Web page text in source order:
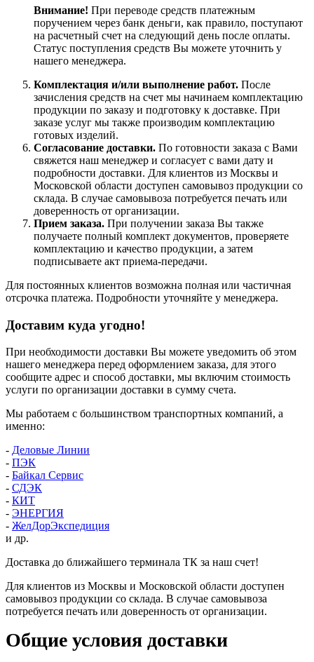
Внимание! При переводе средств платежным
поручением через банк деньги, как правило, поступают
на расчетный счет на следующий день после оплаты.
Статус поступления средств Вы можете уточнить у
нашего менеджера.
Комплектация и/или выполнение работ. После
зачисления средств на счет мы начинаем комплектацию
продукции по заказу и подготовку к доставке. При
заказе услуг мы также производим комплектацию
готовых изделий.
Согласование доставки. По готовности заказа с Вами
свяжется наш менеджер и согласует с вами дату и
подробности доставки. Для клиентов из Москвы и
Московской области доступен самовывоз продукции со
склада. В случае самовывоза потребуется печать или
доверенность от организации.
Прием заказа. При получении заказа Вы также
получаете полный комплект документов, проверяете
комплектацию и качество продукции, а затем
подписываете акт приема-передачи.
Для постоянных клиентов возможна полная или частичная
отсрочка платежа. Подробности уточняйте у менеджера.
Доставим куда угодно!
При необходимости доставки Вы можете уведомить об этом
нашего менеджера перед оформлением заказа, для этого
сообщите адрес и способ доставки, мы включим стоимость
услуги по организации доставки в сумму счета.
Мы работаем с большинством транспортных компаний, а
именно:
- Деловые Линии
- ПЭК
- Байкал Сервис
- СДЭК
- КИТ
- ЭНЕРГИЯ
- ЖелДорЭкспедиция
и др.
Доставка до ближайшего терминала ТК за наш счет!
Для клиентов из Москвы и Московской области доступен
самовывоз продукции со склада. В случае самовывоза
потребуется печать или доверенность от организации.
Общие условия доставки